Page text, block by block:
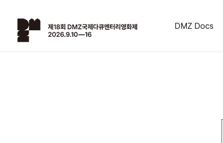
DMZ Docs